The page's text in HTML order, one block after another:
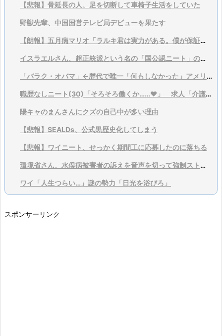
【悲報】骨延長の人、足を切断して車椅子生活をしていた
野獣先輩、中国国営テレビ局デビューを果たす
【朗報】五月病マリオ「ラルキ君は実力がある。僕が保証するよ？」
イスラエルさん、超正統派という名の「国公認ニート」の増加が社会問題に
「バラク・オバマ」←歴代で唯一「何もしなかった」アメリカ大統領
職歴なしニート(30)「そろそろ働くか……♥」 求人「介護！運送！警備！工場！ses！...
陽キャのまんさんにクズの自己中が多い理由
【悲報】SEALDs、公式黒歴史化してしまう
【悲報】ワイニート、せっかく期間工に応募したのに落ちる
環境省さん、水俣病被害者の訴えを音声を切って強制ストップするwwwwwwww
ワイ「人生つらい…」謎の勢力「日光を浴びろ」
スポンサーリンク